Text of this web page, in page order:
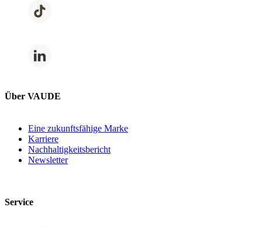
Über VAUDE
Eine zukunftsfähige Marke
Karriere
Nachhaltigkeitsbericht
Newsletter
Service